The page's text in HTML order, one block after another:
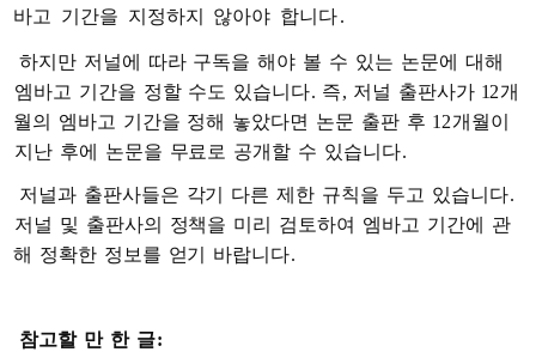
바고
기간을 지정하지 않아야 합니다.
하지만 저널에 따라 구독을 해야 볼 수 있는 논문에
대해
엠바고 기간을 정할 수도 있습니다. 즉, 저널 출판사가 12개
월의
엠바고 기간을 정해 놓았다면 논문 출판 후 12개월이
지난 후에 논문을 무료로 공개할 수 있습니다.
저널과 출판사들은 각기 다른 제한 규칙을 두고 있습니다.
저널 및 출판사의 정책을 미리 검토하여 엠바고 기간에
관
해 정확한 정보를 얻기 바랍니다.
참고할 만 한 글: